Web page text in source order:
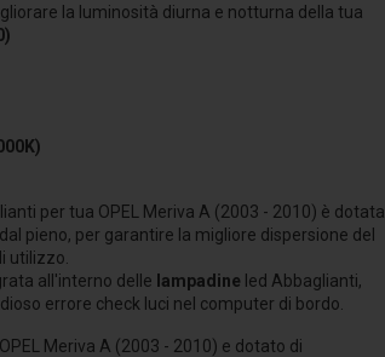
la luminosità diurna e notturna della tua
per tua OPEL Meriva A (2003 - 2010) è dotata
pieno, per garantire la migliore dispersione del
utilizzo.
all'interno delle lampadine led Abbaglianti,
errore check luci nel computer di bordo.
Meriva A (2003 - 2010) e dotato di